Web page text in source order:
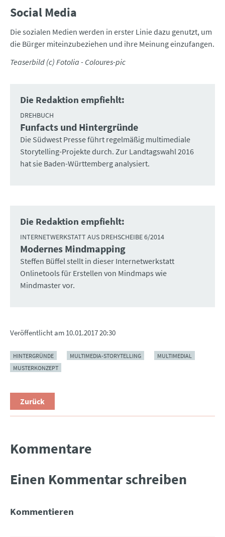
Social Media
Die sozialen Medien werden in erster Linie dazu genutzt, um
die Bürger miteinzubeziehen und ihre Meinung einzufangen.
Teaserbild (c) Fotolia - Coloures-pic
Die Redaktion empfiehlt:
DREHBUCH
:Funfacts und Hintergründe
Die Südwest Presse führt regelmäßig multimediale
Storytelling-Projekte durch. Zur Landtagswahl 2016
hat sie Baden-Württemberg analysiert.
Die Redaktion empfiehlt:
INTERNETWERKSTATT AUS DREHSCHEIBE 6/2014
:Modernes Mindmapping
Steffen Büffel stellt in dieser Internetwerkstatt
Onlinetools für Erstellen von Mindmaps wie
Mindmaster vor.
Veröffentlicht am 10.01.2017 20:30
HINTERGRÜNDE MULTIMEDIA-STORYTELLING
MULTIMEDIAL
MUSTERKONZEPT
Zurück
Kommentare
Einen Kommentar schreiben
Kommentieren